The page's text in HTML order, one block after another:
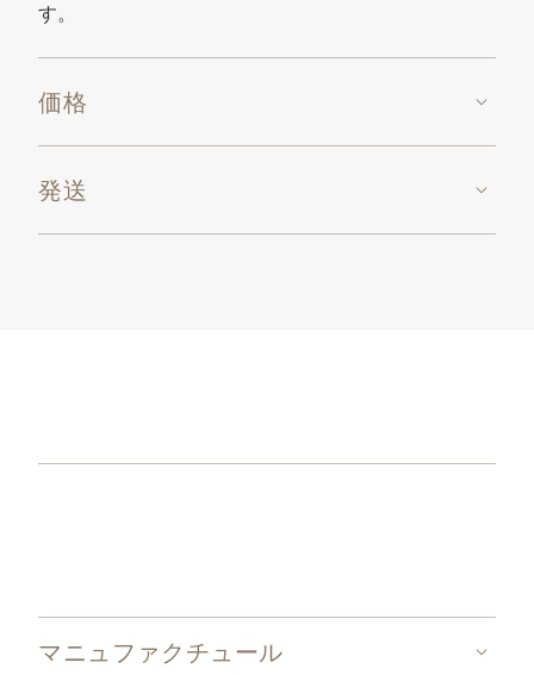
す。
価格
発送
マニュファクチュール